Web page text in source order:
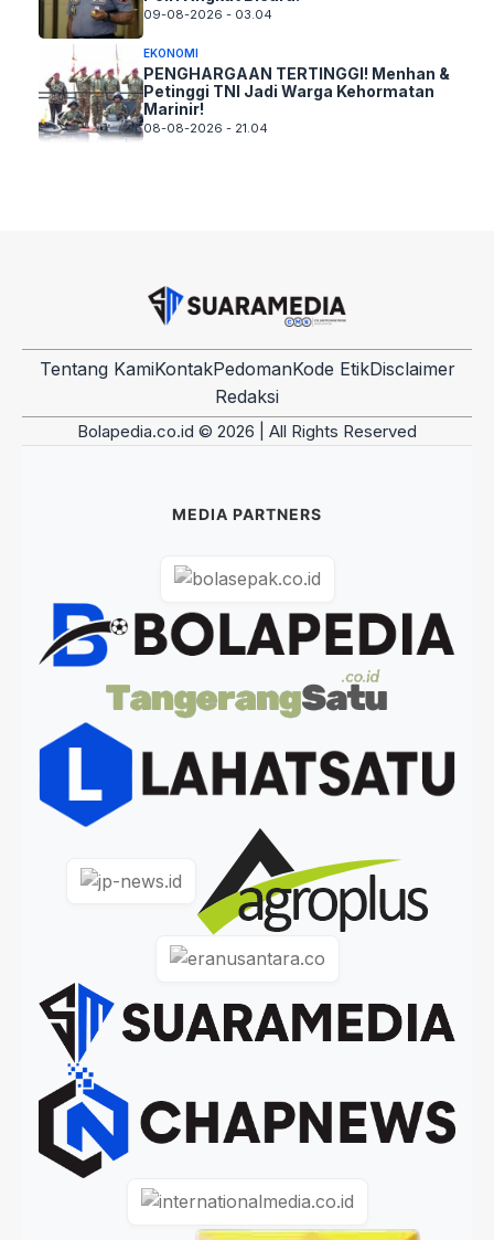
09-08-2026 - 03.04
EKONOMI
PENGHARGAAN TERTINGGI! Menhan &
Petinggi TNI Jadi Warga Kehormatan
Marinir!
08-08-2026 - 21.04
Tentang KamiKontakPedomanKode EtikDisclaimer
Redaksi
Bolapedia.co.id © 2026 | All Rights Reserved
MEDIA PARTNERS